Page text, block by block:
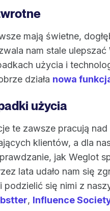
mają świetne,
nam stale
użycia i
działa nowa
użycia
te zawsze pracują
klientów, a dla
jak Weglot
lata udało nam się
podzielić się nimi z
, Influence